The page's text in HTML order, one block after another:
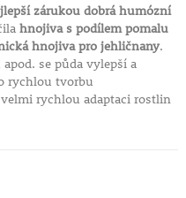
zárukou dobrá humózní
hnojiva s podílem pomalu
hnojiva pro jehličnany.
se půda vylepší a
rychlou tvorbu
rychlou adaptaci rostlin